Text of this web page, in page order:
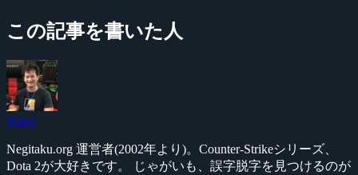
この記事を書いた人
Yossy
Negitaku.org 運営者(2002年より)。Counter-Strikeシリーズ、
Dota 2が大好きです。 じゃがいも、誤字脱字を見つけるのが